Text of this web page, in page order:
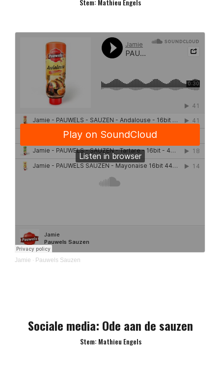
Stem: Mathieu Engels
Jamie · Pauwels Sauzen
Sociale media: Ode aan de sauzen
Stem: Mathieu Engels